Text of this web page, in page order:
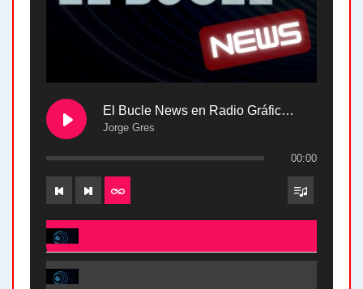
El Bucle News en Radio Gráfica. Bloque 2 . 28.04.24
Jorge Gres
00:00
El Bucle News en Radio Gráfica. Bloque 2 . 28.04.24 - Jorge Gres